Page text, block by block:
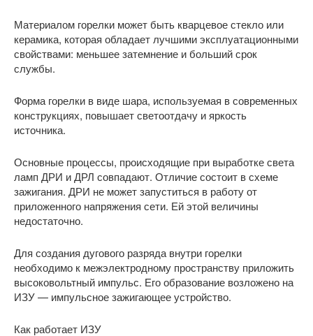
Материалом горелки может быть кварцевое стекло или
керамика, которая обладает лучшими эксплуатационными
свойствами: меньшее затемнение и больший срок
службы.
Форма горелки в виде шара, используемая в современных
конструкциях, повышает светоотдачу и яркость
источника.
Основные процессы, происходящие при выработке света
ламп ДРИ и ДРЛ совпадают. Отличие состоит в схеме
зажигания. ДРИ не может запуститься в работу от
приложенного напряжения сети. Ей этой величины
недостаточно.
Для создания дугового разряда внутри горелки
необходимо к межэлектродному пространству приложить
высоковольтный импульс. Его образование возложено на
ИЗУ — импульсное зажигающее устройство.
Как работает ИЗУ